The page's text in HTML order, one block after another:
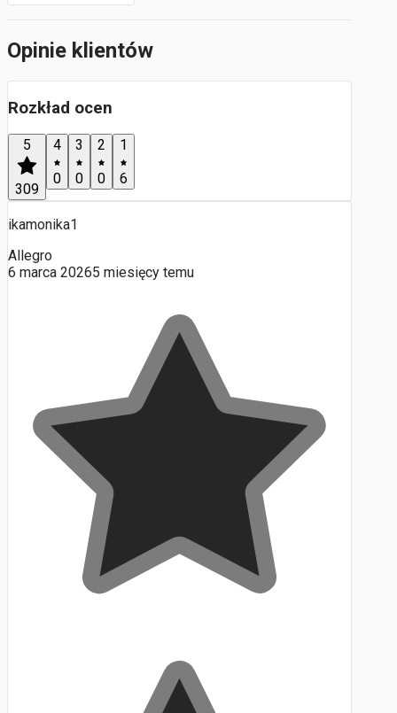
Opinie klientów
Rozkład ocen
5
309
4
0
3
0
2
0
1
6
ikamonika1
Allegro
6 marca 20265 miesięcy temu